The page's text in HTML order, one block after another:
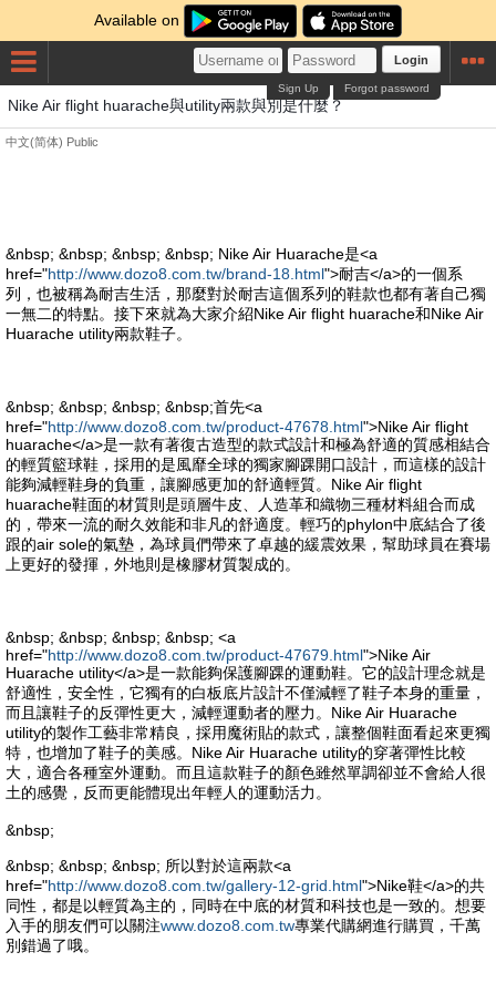
Available on
Login
Forgot password
Sign Up
Nike Air flight huarache與utility兩款與別是什麼？
中文(简体) Public
&nbsp; &nbsp; &nbsp; &nbsp; Nike Air Huarache是<a
href="http://www.dozo8.com.tw/brand-18.html">耐吉</a>的一個系
列，也被稱為耐吉生活，那麼對於耐吉這個系列的鞋款也都有著自己獨
一無二的特點。接下來就為大家介紹Nike Air flight huarache和Nike Air
Huarache utility兩款鞋子。
&nbsp; &nbsp; &nbsp; &nbsp;首先<a
href="http://www.dozo8.com.tw/product-47678.html">Nike Air flight
huarache</a>是一款有著復古造型的款式設計和極為舒適的質感相結合
的輕質籃球鞋，採用的是風靡全球的獨家腳踝開口設計，而這樣的設計
能夠減輕鞋身的負重，讓腳感更加的舒適輕質。Nike Air flight
huarache鞋面的材質則是頭層牛皮、人造革和織物三種材料組合而成
的，帶來一流的耐久效能和非凡的舒適度。輕巧的phylon中底結合了後
跟的air sole的氣墊，為球員們帶來了卓越的緩震效果，幫助球員在賽場
上更好的發揮，外地則是橡膠材質製成的。
&nbsp; &nbsp; &nbsp; &nbsp; <a
href="http://www.dozo8.com.tw/product-47679.html">Nike Air
Huarache utility</a>是一款能夠保護腳踝的運動鞋。它的設計理念就是
舒適性，安全性，它獨有的白板底片設計不僅減輕了鞋子本身的重量，
而且讓鞋子的反彈性更大，減輕運動者的壓力。Nike Air Huarache
utility的製作工藝非常精良，採用魔術貼的款式，讓整個鞋面看起來更獨
特，也增加了鞋子的美感。Nike Air Huarache utility的穿著彈性比較
大，適合各種室外運動。而且這款鞋子的顏色雖然單調卻並不會給人很
土的感覺，反而更能體現出年輕人的運動活力。
&nbsp;
&nbsp; &nbsp; &nbsp; 所以對於這兩款<a
href="http://www.dozo8.com.tw/gallery-12-grid.html">Nike鞋</a>的共
同性，都是以輕質為主的，同時在中底的材質和科技也是一致的。想要
入手的朋友們可以關注www.dozo8.com.tw專業代購網進行購買，千萬
別錯過了哦。